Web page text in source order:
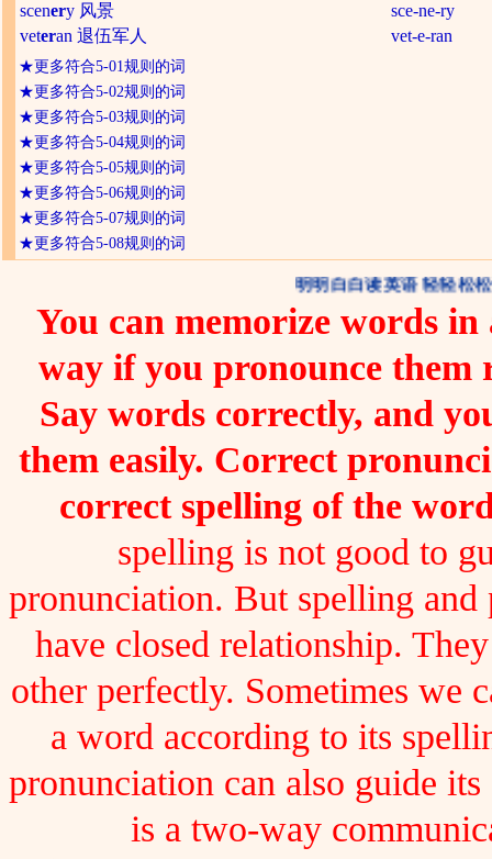
scenery 风景
veteran 退伍军人
sce-ne-ry
vet-e-ran
★更多符合5-01规则的词
★更多符合5-02规则的词
★更多符合5-03规则的词
★更多符合5-04规则的词
★更多符合5-05规则的词
★更多符合5-06规则的词
★更多符合5-07规则的词
★更多符合5-08规则的词
明明白白读英语 轻轻松松
You can memorize words in
way if you pronounce them
Say words correctly, and
them easily. Correct
correct spelling of the
spelling is not good to
pronunciation. But spelling and
have closed relationship.
other perfectly. Sometimes we
a word according to its
pronunciation can also guide
is a two-way